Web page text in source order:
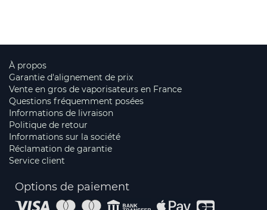
À propos
Garantie d'alignement de prix
Vente en gros de vaporisateurs en France
Questions fréquemment posées
Informations de livraison
Politique de retour
Informations sur la société
Réclamation de garantie
Service client
Options de paiement